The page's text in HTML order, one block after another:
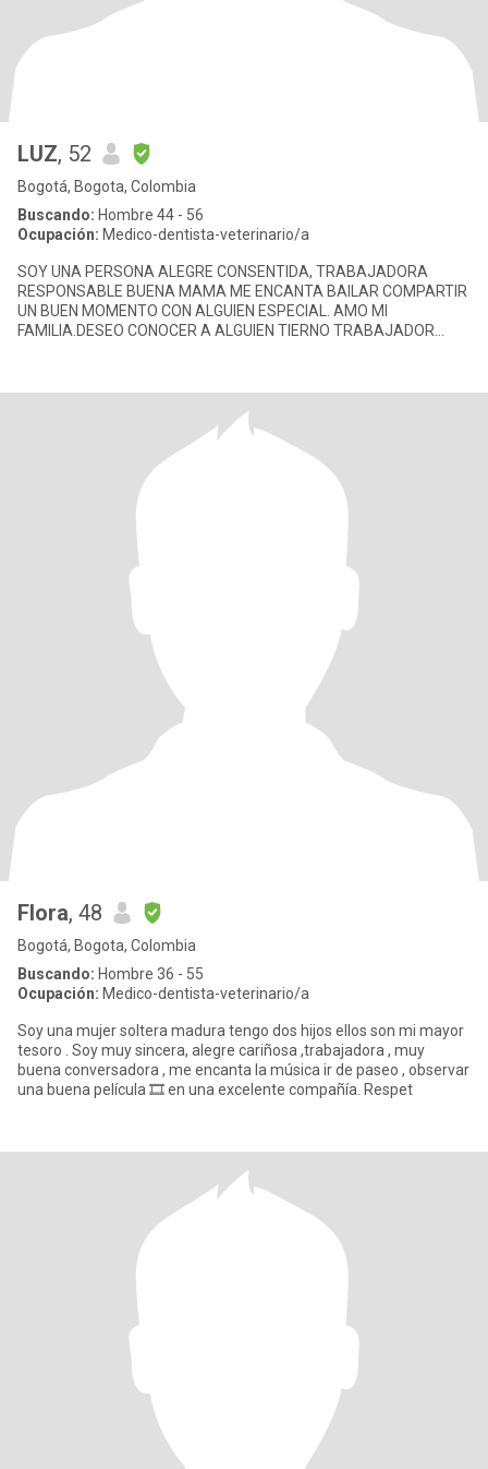
LUZ, 52
Bogotá, Bogota, Colombia
Buscando: Hombre 44 - 56
Ocupación: Medico-dentista-veterinario/a
SOY UNA PERSONA ALEGRE CONSENTIDA, TRABAJADORA
RESPONSABLE BUENA MAMA ME ENCANTA BAILAR COMPARTIR
UN BUEN MOMENTO CON ALGUIEN ESPECIAL. AMO MI
FAMILIA.DESEO CONOCER A ALGUIEN TIERNO TRABAJADOR
Flora, 48
Bogotá, Bogota, Colombia
Buscando: Hombre 36 - 55
Ocupación: Medico-dentista-veterinario/a
Soy una mujer soltera madura tengo dos hijos ellos son mi mayor
tesoro . Soy muy sincera, alegre cariñosa ,trabajadora , muy
buena conversadora , me encanta la música ir de paseo , observar
una buena película 🎞️ en una excelente compañía. Respet